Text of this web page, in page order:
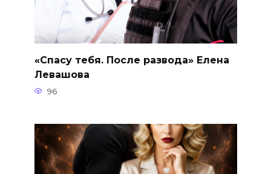
«Спасу тебя. После развода» Елена
Левашова
96